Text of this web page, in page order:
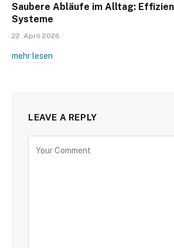
Saubere Abläufe im Alltag:
Systeme
22. April 2026
mehr lesen
LEAVE A REPLY